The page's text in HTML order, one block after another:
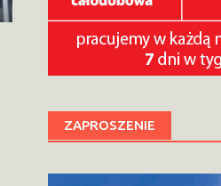
ZAPROSZENIE